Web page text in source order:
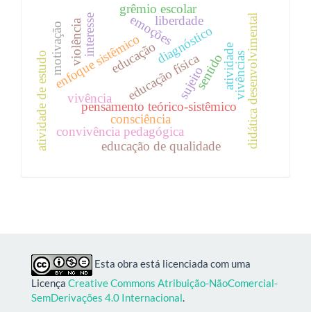
pensamento teórico-sistêmico
enfoque sistêmico diagnóstico didática desenvolvimental
educação física
atividade de estudo sujeito
motivação interesse
sentido
emoções
atividade
consciência
liberdade
educação
convivência pedagógica
educação de qualidade
vivências
grêmio escolar
vivência
violência
Esta obra está licenciada com uma
Licença Creative Commons Atribuição-NãoComercial-
SemDerivações 4.0 Internacional.